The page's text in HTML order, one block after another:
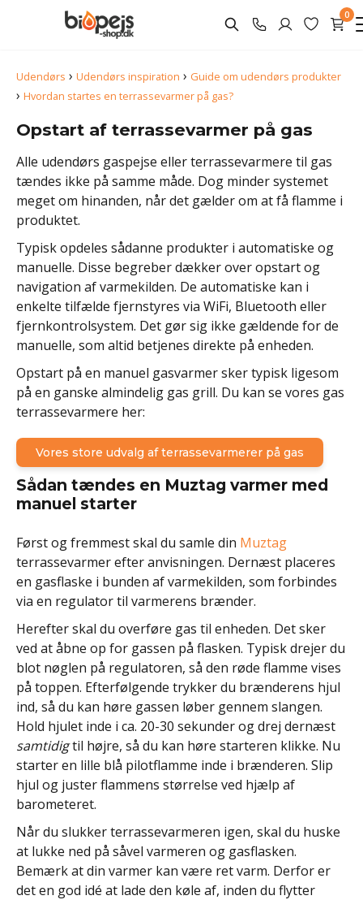
0
Udendørs › Udendørs inspiration › Guide om udendørs produkter
› Hvordan startes en terrassevarmer på gas?
Opstart af terrassevarmer på gas
Alle udendørs gaspejse eller terrassevarmere til gas
tændes ikke på samme måde. Dog minder systemet
meget om hinanden, når det gælder om at få flamme i
produktet.
Typisk opdeles sådanne produkter i automatiske og
manuelle. Disse begreber dækker over opstart og
navigation af varmekilden. De automatiske kan i
enkelte tilfælde fjernstyres via WiFi, Bluetooth eller
fjernkontrolsystem. Det gør sig ikke gældende for de
manuelle, som altid betjenes direkte på enheden.
Opstart på en manuel gasvarmer sker typisk ligesom
på en ganske almindelig gas grill. Du kan se vores gas
terrassevarmere her:
Vores store udvalg af terrassevarmerer på gas
Sådan tændes en Muztag varmer med
manuel starter
Først og fremmest skal du samle din Muztag
terrassevarmer efter anvisningen. Dernæst placeres
en gasflaske i bunden af varmekilden, som forbindes
via en regulator til varmerens brænder.
Herefter skal du overføre gas til enheden. Det sker
ved at åbne op for gassen på flasken. Typisk drejer du
blot nøglen på regulatoren, så den røde flamme vises
på toppen. Efterfølgende trykker du brænderens hjul
ind, så du kan høre gassen løber gennem slangen.
Hold hjulet inde i ca. 20-30 sekunder og drej dernæst
samtidigtil højre, så du kan høre starteren klikke. Nu
starter en lille blå pilotflamme inde i brænderen. Slip
hjul og juster flammens størrelse ved hjælp af
barometeret.
Når du slukker terrassevarmeren igen, skal du huske
at lukke ned på såvel varmeren og gasflasken.
Bemærk at din varmer kan være ret varm. Derfor er
det en god idé at lade den køle af, inden du flytter